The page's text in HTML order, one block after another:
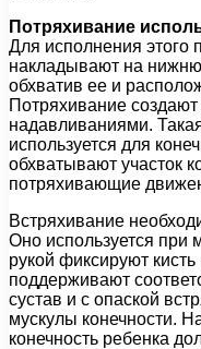
Потряхивание
Для исполнения этого
накладывают на
обхватив ее и
Потряхивание
надавливаниями.
используется для
обхватывают участок
потряхивающие
Встряхивание
Оно используется при
рукой фиксируют
поддерживают
сустав и с опаской
мускулы конечности.
конечность ребенка